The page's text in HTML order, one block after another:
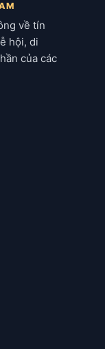
về tín
hội, di
của các